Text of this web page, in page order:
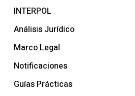
INTERPOL
Análisis Jurídico
Marco Legal
Notificaciones
Guías Prácticas